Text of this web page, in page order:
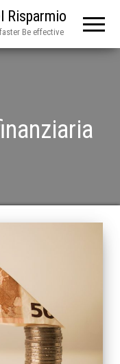
Risparmio
Be effective